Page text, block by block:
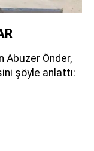
Abuzer Önder,
şöyle anlattı: